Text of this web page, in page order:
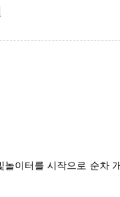
이터를 시작으로 순차